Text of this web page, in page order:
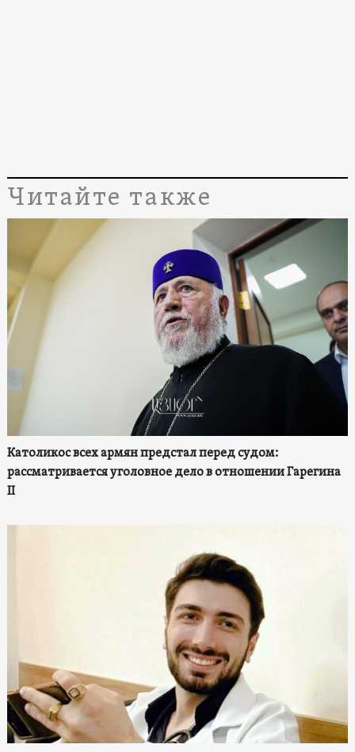
Читайте также
Католикос всех армян предстал перед судом:
рассматривается уголовное дело в отношении Гарегина
II